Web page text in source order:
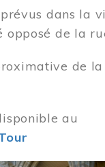
dans la
de la
de
au